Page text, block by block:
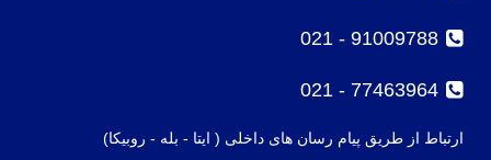
91009788 - 021
77463964 - 021
ارتباط از طریق پیام رسان های داخلی ( ایتا - بله - روبیکا)